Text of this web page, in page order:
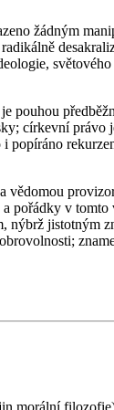
žádným
pouhou
církevní právo
popíráno
vědomou
pořádky v
nýbrž jistotným
morální